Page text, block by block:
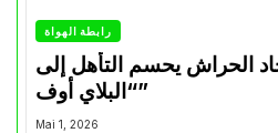
رابطة الهواة
الحراش يحسم التأهل إلى
“البلاي أوف”
Mai 1, 2026